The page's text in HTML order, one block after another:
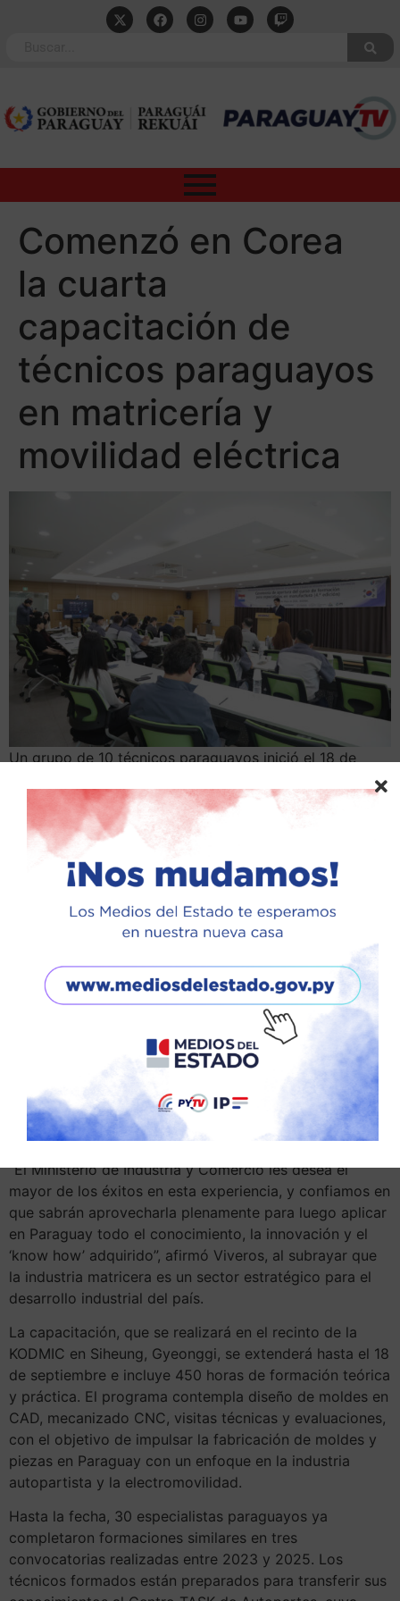
Comenzó en Corea
la cuarta
capacitación de
técnicos paraguayos
en matricería y
movilidad eléctrica
Un grupo de 10 técnicos paraguayos inició el 18 de
mayo la cuarta edición de la capacitación en matricería
y producción manufacturera en Corea del Sur, en el
marco del proyecto “Implementación del Centro TASK
Paraguay de Autopartes y Plan Piloto de Difusión de
Vehículos Eléctricos”. La formación, que durará cuatro
meses, se imparte en instituciones líderes del sector
automotriz y manufacturero de ese país.
La delegación está integrada por Esteban Segovia,
Alexander Doreskevich, Jessica Álvarez, Wellington
Báez, Guido Martínez, Paulo Melgarejo, Ángel Miranda,
Jesús Ferreira, Jessica Ramírez y Hernán López. Las
actividades dieron inicio en la Asociación Coreana de la
Industria de Moldes (KODMIC), con una bienvenida a
cargo de Javier Viveros, viceministro de Industria, quien
felicitó a los participantes y los instó a aprovechar la
transferencia de conocimientos ofrecida por expertos
asiáticos.
“El Ministerio de Industria y Comercio les desea el
mayor de los éxitos en esta experiencia, y confiamos en
que sabrán aprovecharla plenamente para luego aplicar
en Paraguay todo el conocimiento, la innovación y el
‘know how’ adquirido”, afirmó Viveros, al subrayar que
la industria matricera es un sector estratégico para el
desarrollo industrial del país.
La capacitación, que se realizará en el recinto de la
KODMIC en Siheung, Gyeonggi, se extenderá hasta el 18
de septiembre e incluye 450 horas de formación teórica
y práctica. El programa contempla diseño de moldes en
CAD, mecanizado CNC, visitas técnicas y evaluaciones,
con el objetivo de impulsar la fabricación de moldes y
piezas en Paraguay con un enfoque en la industria
autopartista y la electromovilidad.
Hasta la fecha, 30 especialistas paraguayos ya
completaron formaciones similares en tres
convocatorias realizadas entre 2023 y 2025. Los
técnicos formados están preparados para transferir sus